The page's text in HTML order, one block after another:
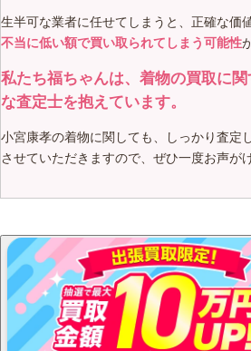
生半可な業者に任せてしまうと、正確な価
不当に低い額で買い取られてしまう可能性
私たち福ちゃんは、着物の買取に
な査定士を抱えています。
小宮康孝の着物に関しても、しっかり査定
させていただきますので、ぜひ一度お声が